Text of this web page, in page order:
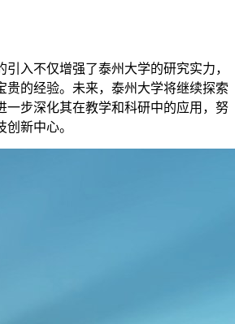
引入不仅增强了泰州大学的研究实力，
贵的经验。未来，泰州大学将继续探索
一步深化其在教学和科研中的应用，努
新中心。